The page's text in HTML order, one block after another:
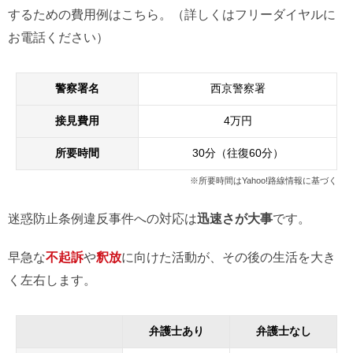
するための費用例はこちら。（詳しくはフリーダイヤルに
お電話ください）
警察署名 西京警察署
接見費用 4万円
所要時間 30分（往復60分）
※所要時間はYahoo!路線情報に基づく
迷惑防止条例違反事件への対応は迅速さが大事です。
早急な不起訴や釈放に向けた活動が、その後の生活を大き
く左右します。
弁護士あり 弁護士なし